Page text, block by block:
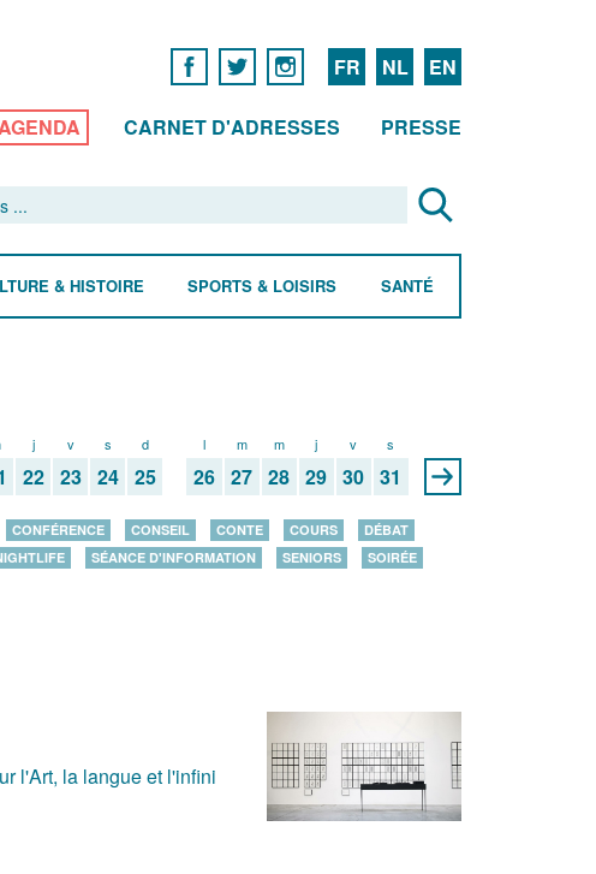
FR NL EN
CARNET D'ADRESSES PRESSE
& HISTOIRE SPORTS & LOISIRS SANTÉ
j
22
v
23
s
24
d
25
l
26
m
27
m
28
j
29
v
30
s
31
CONFÉRENCE CONSEIL CONTE COURS
DÉBAT
SÉANCE D'INFORMATION SENIORS
SOIRÉE
l'Art, la langue et l'infini